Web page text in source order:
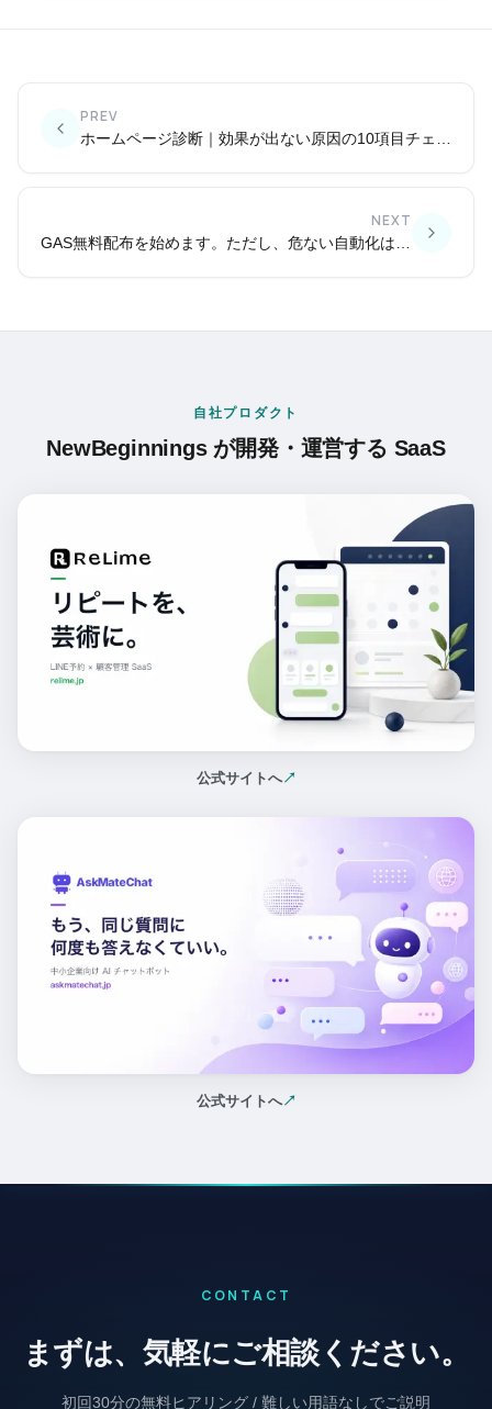
PREV
ホームページ診断｜効果が出ない原因の10項目チェックリスト
NEXT
GAS無料配布を始めます。ただし、危ない自動化はそのまま配りません
自社プロダクト
NewBeginnings が開発・運営する SaaS
公式サイトへ↗
（新しいタブで開く）
公式サイトへ↗
（新しいタブで開く）
CONTACT
まずは、気軽にご相談ください。
初回30分の無料ヒアリング / 難しい用語なしでご説明